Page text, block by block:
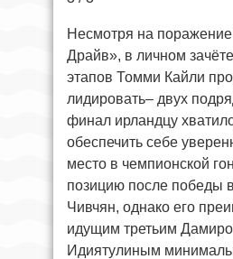
Несмотря на
Драйв», в личном
этапов Томми Кайли
лидировать– двух
финал ирландцу
обеспечить себе
место в чемпионской
позицию после победы
Чивчян, однако его
идущим третьим
Идиятулиным